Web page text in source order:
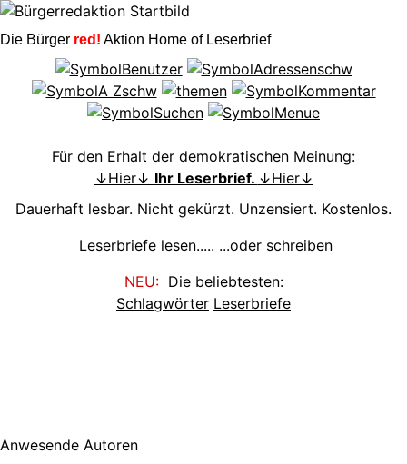
Die Bürger red! Aktion Home of Leserbrief
Für den Erhalt der demokratischen Meinung:
↓Hier↓ Ihr Leserbrief. ↓Hier↓
Dauerhaft lesbar. Nicht gekürzt. Unzensiert. Kostenlos.
Leserbriefe lesen..... ...oder schreiben
NEU:Die beliebtesten:
Schlagwörter Leserbriefe
Anwesende Autoren